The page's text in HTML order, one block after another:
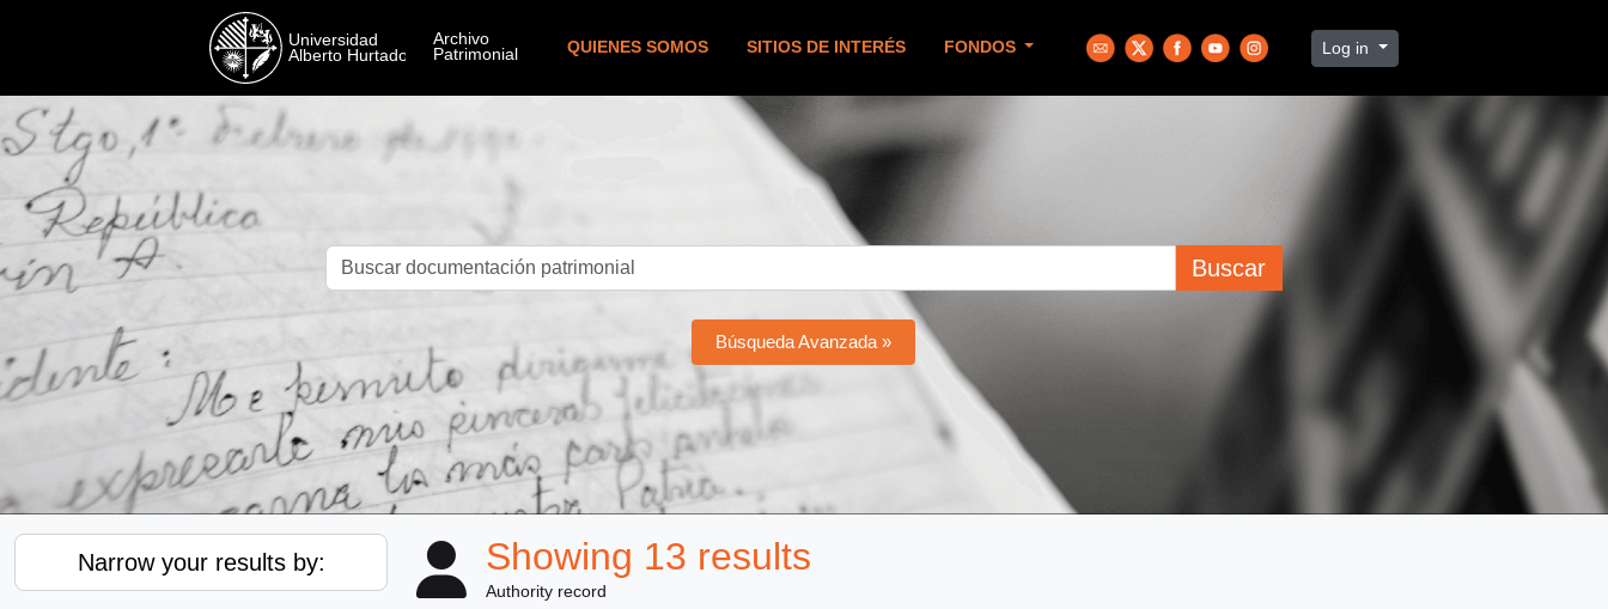
QUIENES SOMOS SITIOS DE INTERÉS FONDOS Log in
Buscar
Búsqueda Avanzada »
Narrow your results by: Showing 13 results
Authority record